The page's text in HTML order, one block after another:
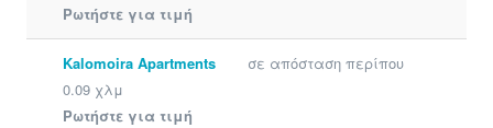
Ρωτήστε για τιμή
Kalomoira Apartments
σε απόσταση περίπου
0.09 χλμ
Ρωτήστε για τιμή